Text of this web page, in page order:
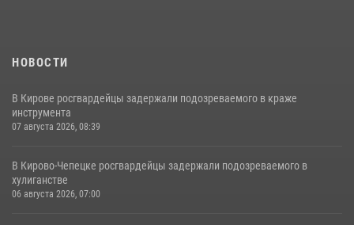
НОВОСТИ
В Кирове росгвардейцы задержали подозреваемого в краже
инструмента
07 августа 2026, 08:39
В Кирово-Чепецке росгвардейцы задержали подозреваемого в
хулиганстве
06 августа 2026, 07:00